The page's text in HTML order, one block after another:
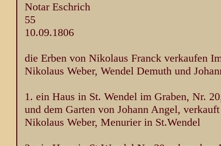
Notar Eschrich
55
10.09.1806
die Erben von Nikolaus Franck verkaufen
Nikolaus Weber, Wendel Demuth und
1. ein Haus in St. Wendel im Graben, Nr.
und dem Garten von Johann Angel,
Nikolaus Weber, Menurier in St.Wendel